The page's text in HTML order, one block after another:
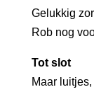
Gelukkig
Rob nog
Tot slot
Maar